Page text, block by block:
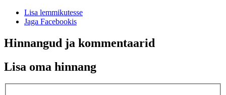
Lisa lemmikutesse
Jaga Facebookis
Hinnangud ja kommentaarid
Lisa oma hinnang